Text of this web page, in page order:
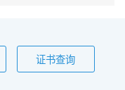
证书查询